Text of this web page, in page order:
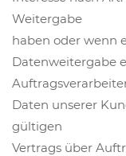
Weitergabe
haben oder wenn
Datenweitergabe
Daten unserer
gültigen
Vertrags über